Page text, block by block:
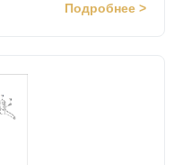
Подробнее >